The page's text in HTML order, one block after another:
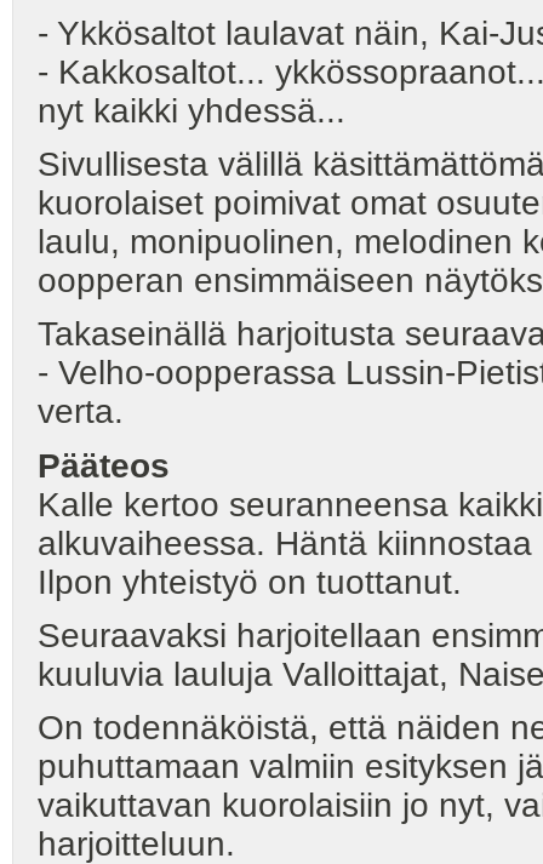
- Ykkösaltot laulavat näin, Kai-
- Kakkosaltot...
nyt kaikki yhdessä...
Sivullisesta välillä
kuorolaiset poimivat omat
laulu, monipuolinen, melodinen
oopperan ensimmäiseen
Takaseinällä harjoitusta
- Velho-oopperassa Lussin-
verta.
Pääteos
Kalle kertoo seuranneensa
alkuvaiheessa. Häntä
Ilpon yhteistyö on tuottanut.
Seuraavaksi harjoitellaan
kuuluvia lauluja Valloittajat,
On todennäköistä, että näiden
puhuttamaan valmiin esityksen
vaikuttavan kuorolaisiin jo nyt,
harjoitteluun.